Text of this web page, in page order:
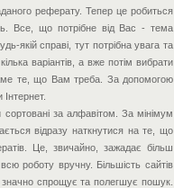
реферату. Тепер це робиться
Все, що потрібне від Вас - тема
якій справі, тут потрібна увага та
варіантів, а вже потім вибрати
те, що Вам треба. За допомогою
за алфавітом. За мінімум
відразу наткнутися на те, що
Це, звичайно, зажадає більш
роботу вручну. Більшість сайтів
значно спрощує та полегшує пошук.